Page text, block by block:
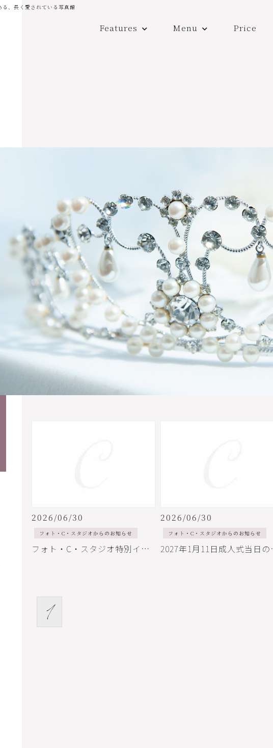
、長く愛されている写真館
Features Menu Price
2026/06/30
フォト・C・スタジオからのお知らせ
フォト・C・スタジオ特別イベント開催！着物の基本講座
2026/06/30
フォト・C・スタジオからのお知らせ
2027年
1